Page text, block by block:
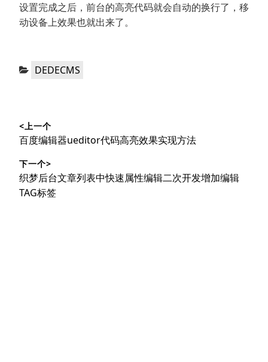
设置完成之后，前台的高亮代码就会自动的换行了，移
动设备上效果也就出来了。
分
DEDECMS
章
导
航
<上一个
上
文
章：
百度编辑器ueditor代码高亮效果实现方法
下一个>
下
篇
织梦后台文章列表中快速属性编辑二次开发增加编辑
TAG标签